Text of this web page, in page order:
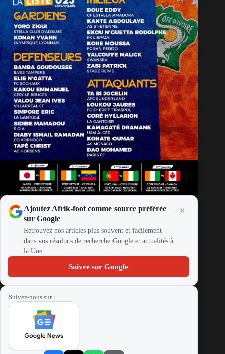
Ajoutez Afrik-foot comme source préférée
sur Google
Retrouvez nos articles plus souvent et facilement
dans vos résultats de recherche Google et actualités à
la Une.
Suivre sur Google
Suivez-nous sur :